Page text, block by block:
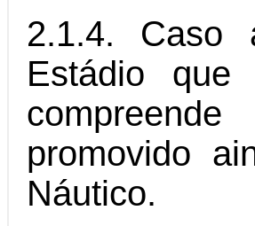
2.1.4. Caso
Estádio
promovido
Náutico.